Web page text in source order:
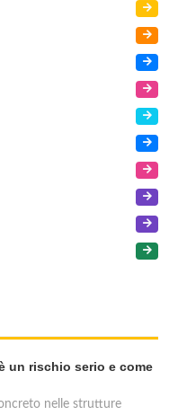
un rischio serio e come
nelle strutture